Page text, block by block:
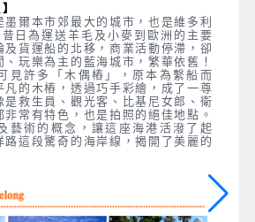
墨爾本市郊最大的城市，也是維多利
日為運送羊毛及小麥到歐洲的主要
及貨運船的北移，商業活動停滯，卻
玩樂為主的藍海城市，繁華依舊！
見許多「木偶樁」，原本為繫船而
凡的木樁，透過巧手彩繪，成了一尊
是救生員、觀光客、比基尼女郎、衛
常有特色，也是拍照的絕佳地點。
藝術的概念，讓這座海港活潑了起
路這段驚奇的海岸線，揭開了美麗的